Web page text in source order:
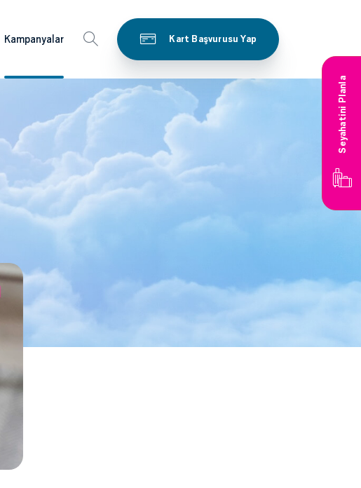
Kampanyalar Kart Başvurusu Yap
Seyahatini Planla